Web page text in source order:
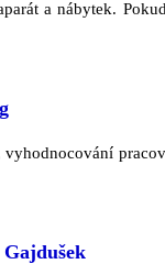
a nábytek.
vyhodnocování